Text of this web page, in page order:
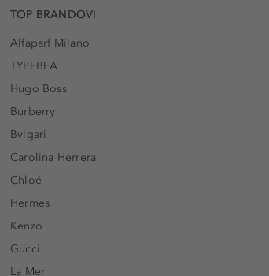
TOP BRANDOVI
Alfaparf Milano
TYPEBEA
Hugo Boss
Burberry
Bvlgari
Carolina Herrera
Chloé
Hermes
Kenzo
Gucci
La Mer